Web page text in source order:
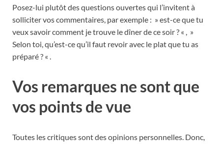
Posez-lui plutôt des questions ouvertes qui l’invitent à
solliciter vos commentaires, par exemple : » est-ce que tu
veux savoir comment je trouve le dîner de ce soir ? « , »
Selon toi, qu’est-ce qu’il faut revoir avec le plat que tu as
préparé ? « .
Vos remarques ne sont que
vos points de vue
Toutes les critiques sont des opinions personnelles. Donc,